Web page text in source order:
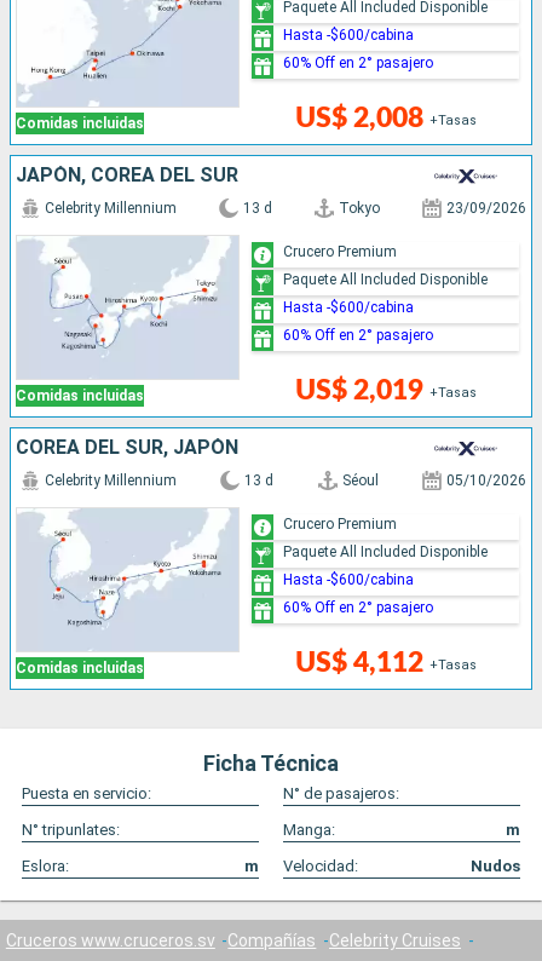
Comidas incluidas US$ 2,008 +Tasas
Paquete All Included Disponible
Hasta -$600/cabina
60% Off en 2° pasajero
JAPÓN, COREA DEL SUR
Comidas incluidas
Celebrity Millennium 13 d Tokyo 23/09/2026
US$ 2,019 +Tasas
Crucero Premium
Paquete All Included Disponible
Hasta -$600/cabina
60% Off en 2° pasajero
COREA DEL SUR, JAPÓN
Comidas incluidas
Celebrity Millennium 13 d Séoul 05/10/2026
US$ 4,112 +Tasas
Crucero Premium
Paquete All Included Disponible
Hasta -$600/cabina
60% Off en 2° pasajero
Ficha Técnica
Puesta en servicio:
N° de pasajeros:
N° tripunlates:
Manga:
m
Eslora:
m Velocidad: Nudos
Cruceros www.cruceros.sv Compañías
Celebrity Cruises